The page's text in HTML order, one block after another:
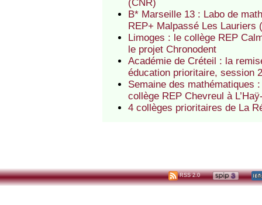
(CNR)
B* Marseille 13 : Labo de
REP+ Malpassé Les Lauriers
Limoges : le collège REP
le projet Chronodent
Académie de Créteil : la
éducation prioritaire, session
Semaine des mathématiques
collège REP Chevreul à
4 collèges prioritaires de La
RSS 2.0